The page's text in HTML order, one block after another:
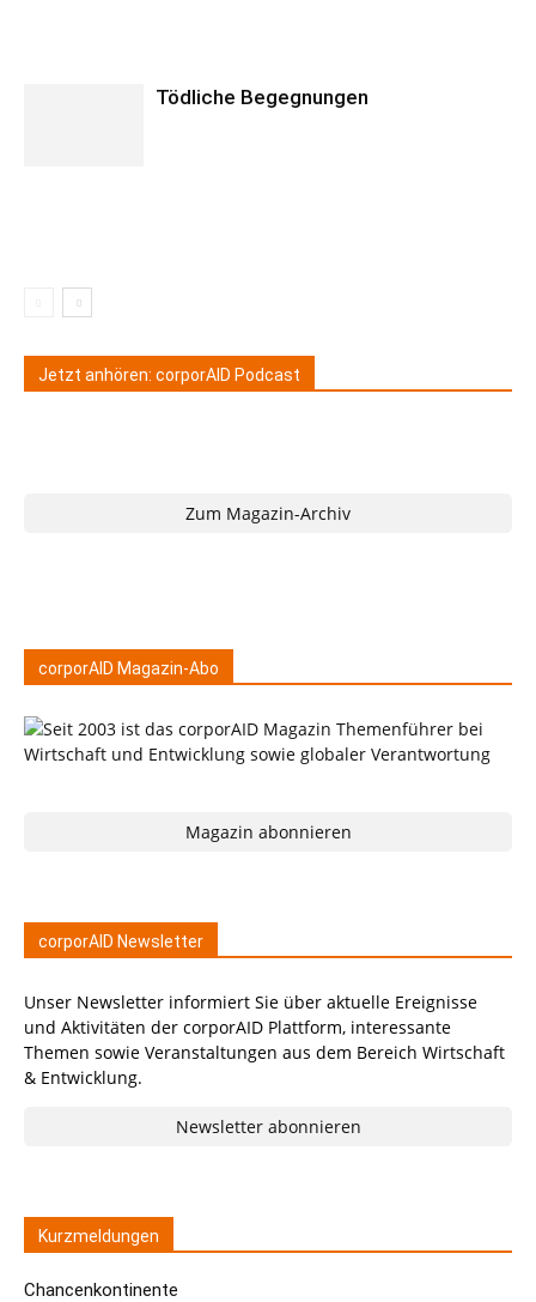
Tödliche Begegnungen
Jetzt anhören: corporAID Podcast
Zum Magazin-Archiv
corporAID Magazin-Abo
Magazin abonnieren
corporAID Newsletter
Unser Newsletter informiert Sie über aktuelle Ereignisse
und Aktivitäten der corporAID Plattform, interessante
Themen sowie Veranstaltungen aus dem Bereich Wirtschaft
& Entwicklung.
Newsletter abonnieren
Kurzmeldungen
Chancenkontinente